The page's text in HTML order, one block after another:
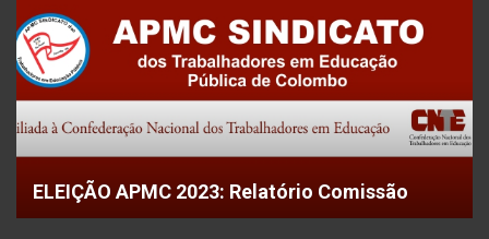
ELEIÇÃO APMC 2023: Relatório Comissão